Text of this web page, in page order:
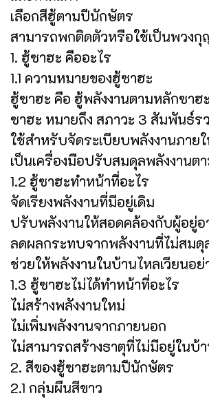
เลือกสีฮู้ตามปีนักษัตร
สามารถพกติดตัวหรือใช้เป็นพวงกุ
1. ฮู้ซาฮะ คืออะไร
1.1 ความหมายของฮู้ซาฮะ
ฮู้ซาฮะ คือ ฮู้พลังงานตามหลักซาฮะ
ซาฮะ หมายถึง สภาวะ 3 สัมพันธ์ร
ใช้สำหรับจัดระเบียบพลังงานภาย
เป็นเครื่องมือปรับสมดุลพลังงานต
1.2 ฮู้ซาฮะทำหน้าที่อะไร
จัดเรียงพลังงานที่มีอยู่เดิม
ปรับพลังงานให้สอดคล้องกับผู้อยู่อ
ลดผลกระทบจากพลังงานที่ไม่สมดุ
ช่วยให้พลังงานในบ้านไหลเวียนอย่
1.3 ฮู้ซาฮะไม่ได้ทำหน้าที่อะไร
ไม่สร้างพลังงานใหม่
ไม่เพิ่มพลังงานจากภายนอก
ไม่สามารถสร้างธาตุที่ไม่มีอยู่ในบ้
2. สีของฮู้ซาฮะตามปีนักษัตร
2.1 กลุ่มผืนสีขาว